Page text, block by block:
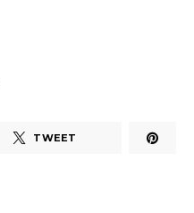
TWEET